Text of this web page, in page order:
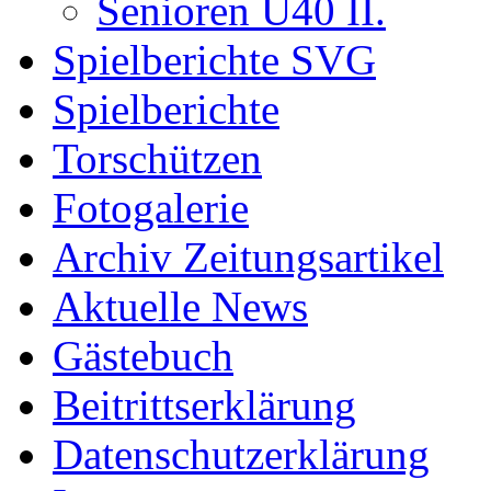
Senioren Ü40 II.
Spielberichte SVG
Spielberichte
Torschützen
Fotogalerie
Archiv Zeitungsartikel
Aktuelle News
Gästebuch
Beitrittserklärung
Datenschutzerklärung